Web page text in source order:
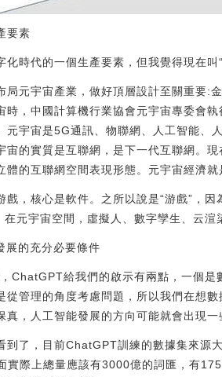
要素
時代的一個生產要素，但我覺得現在叫
局元宇宙產業，做好頂層設計至關重要:
時，中國計算機行業協會元宇宙專委會
元宇宙是5G通訊、物聯網、人工智能、
宙的實質是互聯網，是下一代互聯網。
的互聯網空間表現形態。元宇宙經濟
戲，核心是軟件。之所以說是“游戲”，
在元宇宙空間，虛擬人、數字孿生、云
展的充分必要條件
ChatGPT給我們的啟示有兩點，一個
從管理的角度考慮問題，所以我們在想
，人工智能發展的方向可能就會出現一
到了，目前ChatGPT訓練的數據集來源
實際上總量應該有3000億的詞匯，有